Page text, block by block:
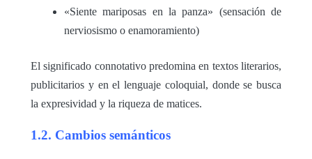
«Siente mariposas en la panza» (sensación de
nerviosismo o enamoramiento)
El significado connotativo predomina en textos literarios,
publicitarios y en el lenguaje coloquial, donde se busca
la expresividad y la riqueza de matices.
1.2. Cambios semánticos